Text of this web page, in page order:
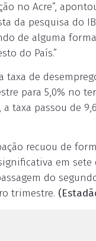
no Acre”,
da pesquisa do
de alguma
do País.”
taxa de
para 5,0% no
taxa passou de
recuou de
em sete
do
trimestre.